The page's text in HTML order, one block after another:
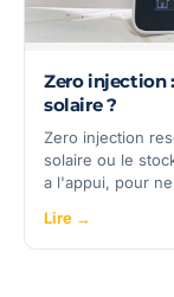
Zero injection
solaire ?
Zero injection
solaire ou le
a l'appui, pour
Lire →